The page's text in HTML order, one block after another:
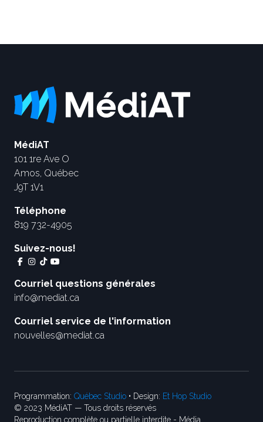
MédiAT
101 1re Ave O
Amos, Québec
J9T 1V1
Téléphone
819 732-4905
Suivez-nous!
Courriel questions générales
info@mediat.ca
Courriel service de l'information
nouvelles@mediat.ca
Programmation: Québec Studio • Design: Et Hop Studio
© 2023 MédiAT — Tous droits réservés
Reproduction complète ou partielle interdite - Média